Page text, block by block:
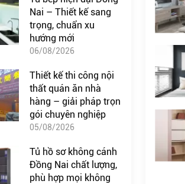
Nai – Thiết kế sang
trọng, chuẩn xu
hướng mới
06/08/2026
Thiết kế thi công nội
thất quán ăn nhà
hàng – giải pháp trọn
gói chuyên nghiệp
05/08/2026
Tủ hồ sơ không cánh
Đồng Nai chất lượng,
phù hợp mọi không